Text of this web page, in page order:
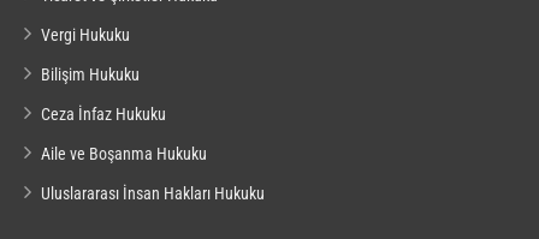
Vergi Hukuku
Bilişim Hukuku
Ceza İnfaz Hukuku
Aile ve Boşanma Hukuku
Uluslararası İnsan Hakları Hukuku